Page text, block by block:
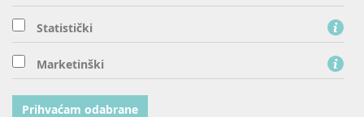
HEP - Operator distribucijskog sustava d.o.o., Ulica grada
Vukovara 37, 10 000 Zagreb
tel: 0800 300 401, fax: 01 6170 956
Statistički
Marketinški
Prihvaćam odabrane